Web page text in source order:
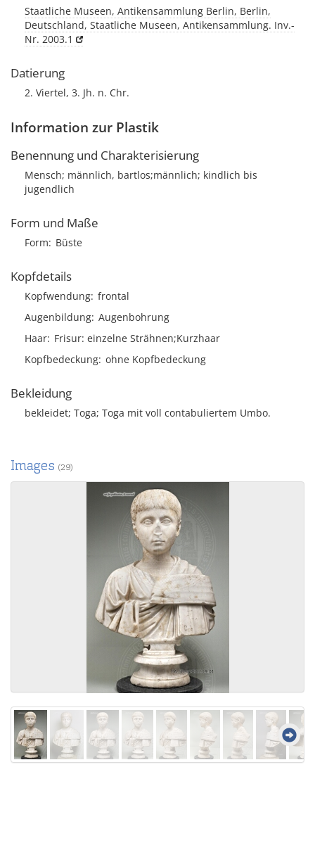
Staatliche Museen, Antikensammlung Berlin, Berlin,
Deutschland, Staatliche Museen, Antikensammlung. Inv.-
Nr. 2003.1
Datierung
2. Viertel, 3. Jh. n. Chr.
Information zur Plastik
Benennung und Charakterisierung
Mensch; männlich, bartlos;männlich; kindlich bis
jugendlich
Form und Maße
Form Büste
Kopfdetails
Kopfwendung frontal
Augenbildung Augenbohrung
Haar Frisur einzelne Strähnen;Kurzhaar
Kopfbedeckung ohne Kopfbedeckung
Bekleidung
bekleidet; Toga; Toga mit voll contabuliertem Umbo.
Images (29)